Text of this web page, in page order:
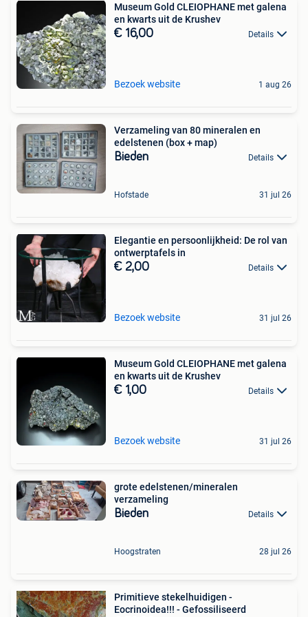
Museum Gold CLEIOPHANE met galena
en kwarts uit de Krushev
€ 16,00 Details
Bezoek website 1 aug 26
Verzameling van 80 mineralen en
edelstenen (box + map)
Bieden Details
Hofstade 31 jul 26
Elegantie en persoonlijkheid: De rol van
ontwerptafels in
€ 2,00 Details
Bezoek website 31 jul 26
Museum Gold CLEIOPHANE met galena
en kwarts uit de Krushev
€ 1,00 Details
Bezoek website 31 jul 26
grote edelstenen/mineralen
verzameling
Bieden Details
Hoogstraten 28 jul 26
Primitieve stekelhuidigen -
Eocrinoidea!!! - Gefossiliseerd